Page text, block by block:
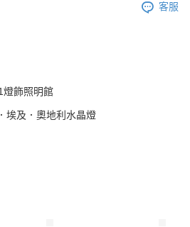
客服
燈飾照明館
埃及．奧地利水晶燈